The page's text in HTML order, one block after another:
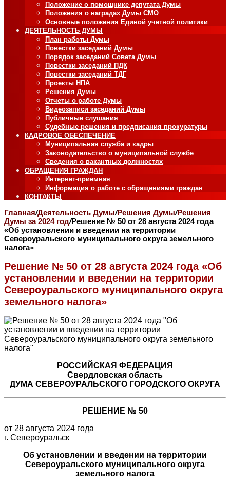
Положение о помощнике депутата Думы
Положения о наградах Думы СМО
Основные положения Единой учетной политики
ДЕЯТЕЛЬНОСТЬ ДУМЫ
План работы Думы
Повестки заседаний Думы
Порядок заседаний Совета Думы
Повестки заседаний ПДК
Повестки заседаний ТДГ
Проекты НПА
Решения Думы
Отчеты о работе Думы
Видеозаписи заседаний Думы
Публичные слушания
Судебные решения и предписания прокуратуры
КАДРОВОЕ ОБЕСПЕЧЕНИЕ
Муниципальная служба и кадры
Законодательство о муниципальной службе
Сведения о вакантных должностях
ОБРАЩЕНИЯ ГРАЖДАН
Интернет-приемная
Информация о работе с обращениями граждан
КОНТАКТЫ
Главная/Деятельность Думы/Решения Думы/Решения
Думы за 2024 год/Решение № 50 от 28 августа 2024 года
«Об установлении и введении на территории
Североуральского муниципального округа земельного
налога»
Решение № 50 от 28 августа 2024 года «Об
установлении и введении на территории
Североуральского муниципального округа
земельного налога»
РОССИЙСКАЯ ФЕДЕРАЦИЯ
Свердловская область
ДУМА СЕВЕРОУРАЛЬСКОГО ГОРОДСКОГО ОКРУГА
РЕШЕНИЕ № 50
от 28 августа 2024 года
г. Североуральск
Об установлении и введении на территории
Североуральского муниципального округа
земельного налога